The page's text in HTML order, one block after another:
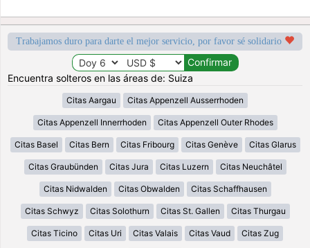
Trabajamos duro para darte el mejor servicio, por favor sé solidario
Encuentra solteros en las áreas de: Suiza
Citas Aargau Citas Appenzell Ausserrhoden
Citas Appenzell Innerrhoden Citas Appenzell Outer Rhodes
Citas Basel Citas Bern Citas Fribourg Citas Genève Citas Glarus
Citas Graubünden Citas Jura Citas Luzern Citas Neuchâtel
Citas Nidwalden Citas Obwalden Citas Schaffhausen
Citas Schwyz Citas Solothurn Citas St. Gallen Citas Thurgau
Citas Ticino Citas Uri Citas Valais Citas Vaud Citas Zug